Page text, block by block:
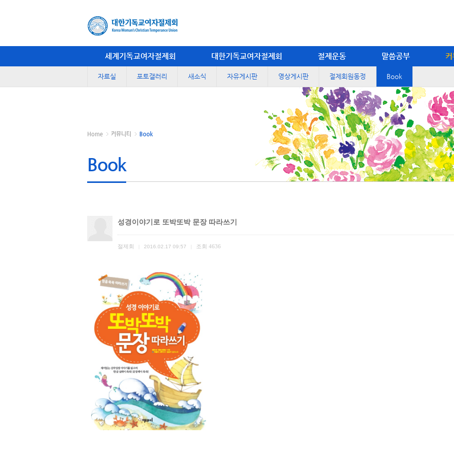
세계기독교여자절제회 대한기독교여자절제회 절제운동 말씀공부 커
자료실 포토갤러리 새소식 자유게시판 영상게시판 절제회원동정 Book
Home 커뮤니티 Book
Book
성경이야기로 또박또박 문장 따라쓰기
절제회 2016.02.17 09:57 조회 4636